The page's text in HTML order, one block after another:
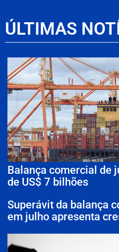
ÚLTIMAS
Balança comercial de
de US$ 7 bilhões
Superávit da balança
em julho apresenta